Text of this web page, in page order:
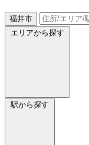
福井市
エリアから探す
駅から探す